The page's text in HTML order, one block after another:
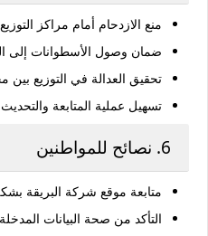
منع الازدحام أمام مراكز
ضمان وصول الأسطوانات إلى
تحقيق العدالة في التوزيع بين
تسهيل عملية المتابعة والتحديث
6. نصائح للمواطنين
متابعة موقع شركة البريقة
التأكد من صحة البيانات